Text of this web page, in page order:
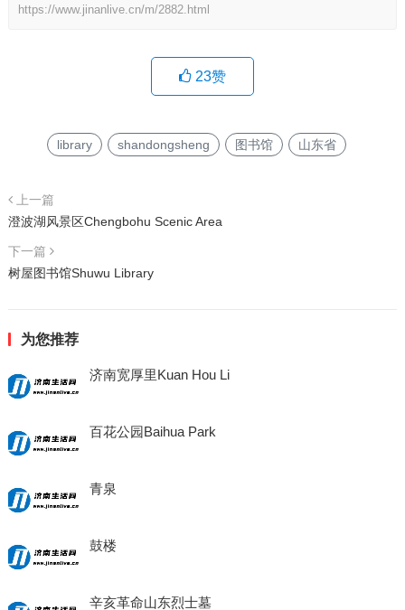
https://www.jinanlive.cn/m/2882.html
23赞
library shandongsheng 图书馆 山东省
上一篇
澄波湖风景区Chengbohu Scenic Area
下一篇
树屋图书馆Shuwu Library
为您推荐
济南宽厚里Kuan Hou Li
百花公园Baihua Park
青泉
鼓楼
辛亥革命山东烈士墓